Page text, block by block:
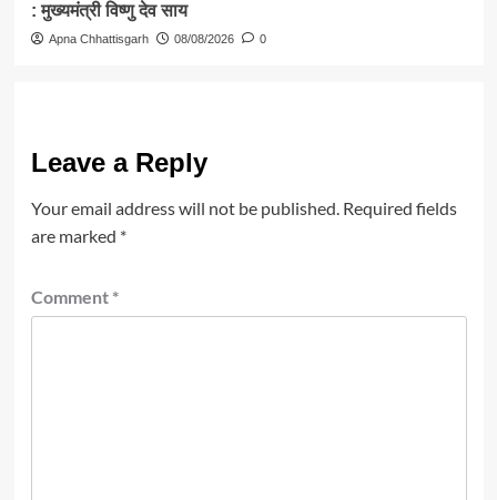
: मुख्यमंत्री विष्णु देव साय
Apna Chhattisgarh 08/08/2026 0
Leave a Reply
Your email address will not be published. Required fields
are marked *
Comment *